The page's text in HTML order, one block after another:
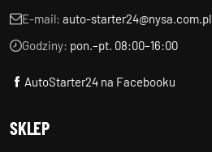
E-mail: auto-starter24@nysa.com.pl
Godziny: pon.–pt. 08:00–16:00
AutoStarter24 na Facebooku
SKLEP